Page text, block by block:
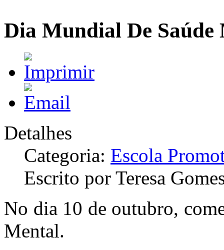
Dia Mundial De Saúde
Detalhes
Categoria: Escola
Escrito por Teresa
No dia 10 de outubro,
Mental.